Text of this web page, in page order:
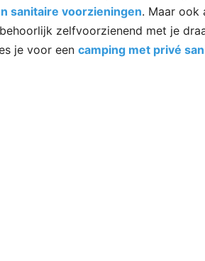
sanitaire voorzieningen. Maar ook
zelfvoorzienend met je
je voor een camping met privé